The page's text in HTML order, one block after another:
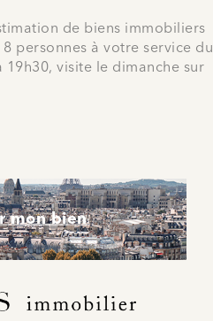
de biens immobiliers
personnes à votre service du
19h30, visite le dimanche sur
mon bien